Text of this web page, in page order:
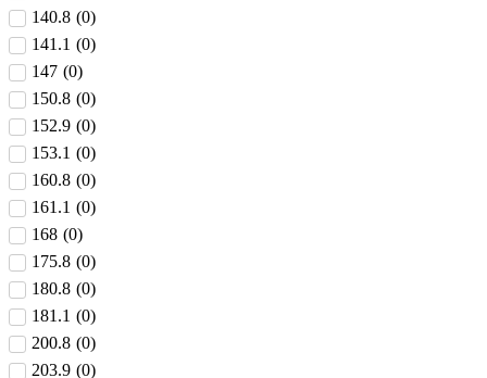
140.8 (0)
141.1 (0)
147 (0)
150.8 (0)
152.9 (0)
153.1 (0)
160.8 (0)
161.1 (0)
168 (0)
175.8 (0)
180.8 (0)
181.1 (0)
200.8 (0)
203.9 (0)